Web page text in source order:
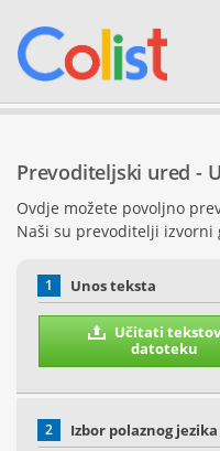
Popis poduzeća
Internetske stranice
Internetske trgovine
Prevoditeljski ured -
Ovdje možete povoljno
Naši su prevoditelji izvorni
1 Unos teksta
Učitati
datoteku
2
Izbor polaznog jezika